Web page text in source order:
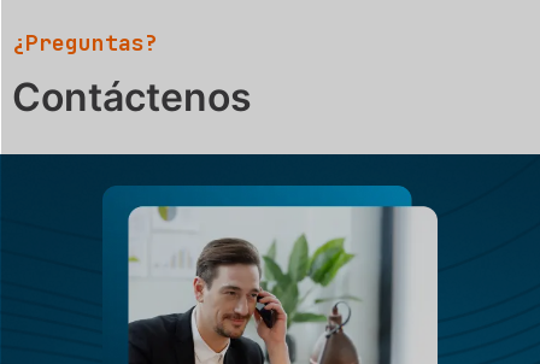
¿Preguntas?
Contáctenos